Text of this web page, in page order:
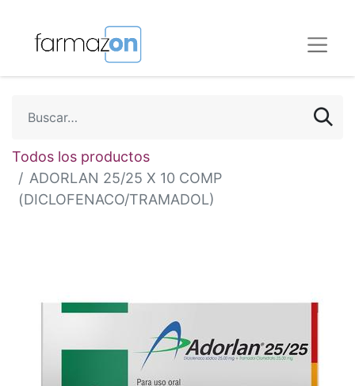
Todos los productos
ADORLAN 25/25 X 10 COMP
(DICLOFENACO/TRAMADOL)